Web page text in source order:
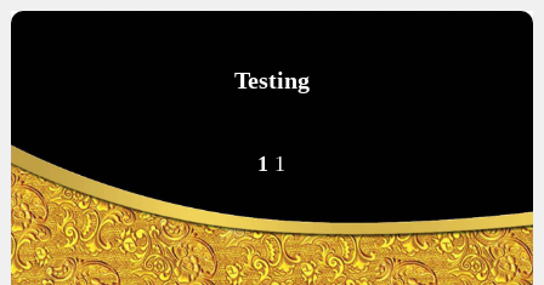
Testing
1 1